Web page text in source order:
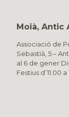
Moià, Antic
Associació de
Sebastià, 5 –
al 6 de gener
Festius d’11.00